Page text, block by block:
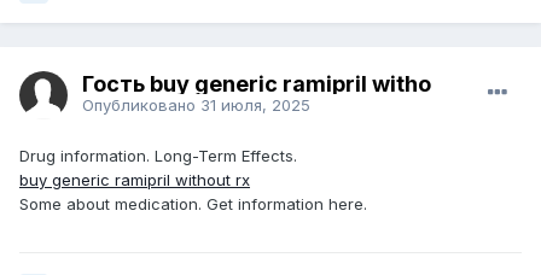
Гость buy generic ramipril witho
Опубликовано 31 июля, 2025
Drug information. Long-Term Effects.
buy generic ramipril without rx
Some about medication. Get information here.